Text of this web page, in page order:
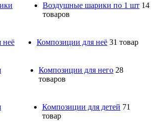
Воздушные шарики по 1 шт 14
товаров
Композиции для неё 31 товар
Композиции для него 28
товаров
Композиции для детей 71
товар